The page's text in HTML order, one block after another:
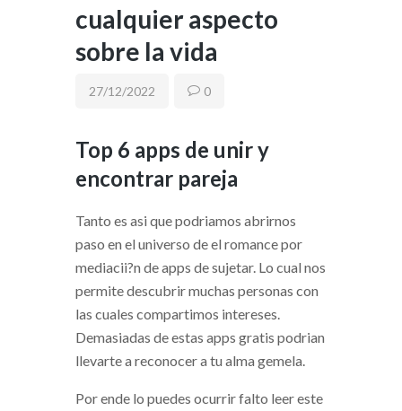
cualquier aspecto
sobre la vida
27/12/2022 0
Top 6 apps de unir y
encontrar pareja
Tanto es asi que podri­amos abrirnos
paso en el universo de el romance por
mediacii?n de apps de sujetar. Lo cual nos
permite descubrir muchas personas con
las cuales compartimos intereses.
Demasiadas de estas apps gratis podri­an
llevarte a reconocer a tu alma gemela.
Por ende lo puedes ocurrir falto leer este